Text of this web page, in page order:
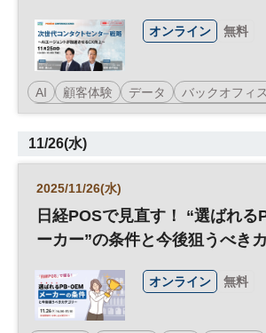
オンライン 無料
AI 顧客体験 データ バックオフィス
日経メッセプレミアム・カンファレンス
11/26(水)
2025/11/26(水)
オンライン 無料
日経POSで見直す！ “選ばれる
ーカー”の条件と今後狙うべき